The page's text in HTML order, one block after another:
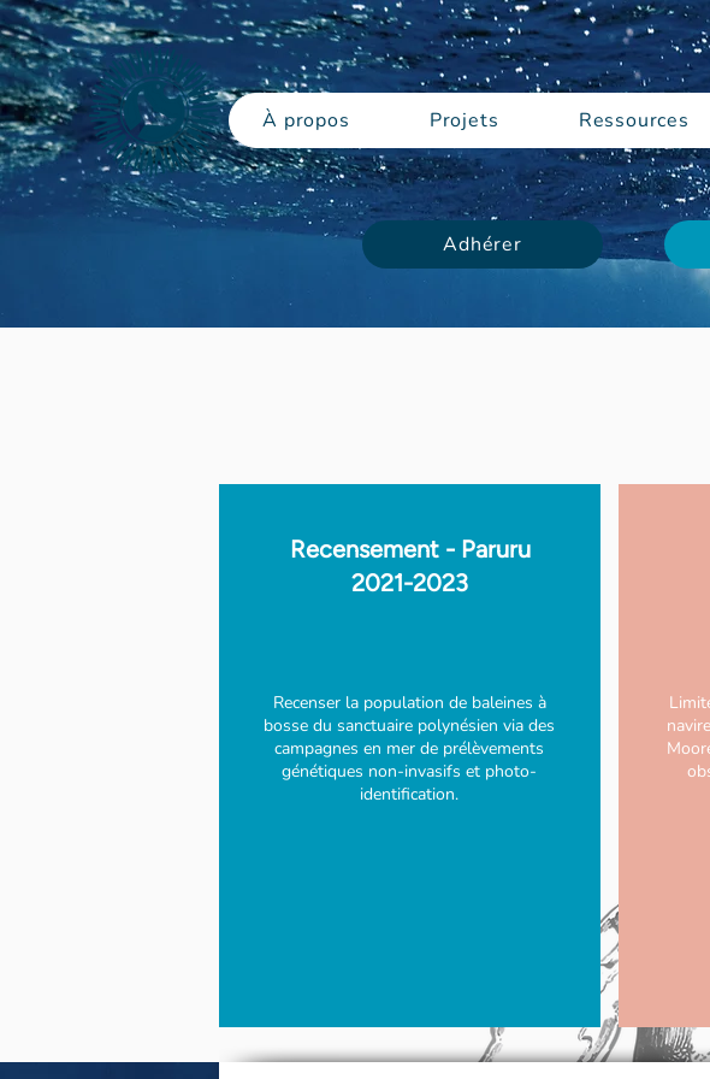
À propos Projets Ressources
Adhérer
Recensement - Paruru
2021-2023
Recenser la population de baleines à
bosse du sanctuaire polynésien via des
campagnes en mer de prélèvements
génétiques non-invasifs et photo-
identification.